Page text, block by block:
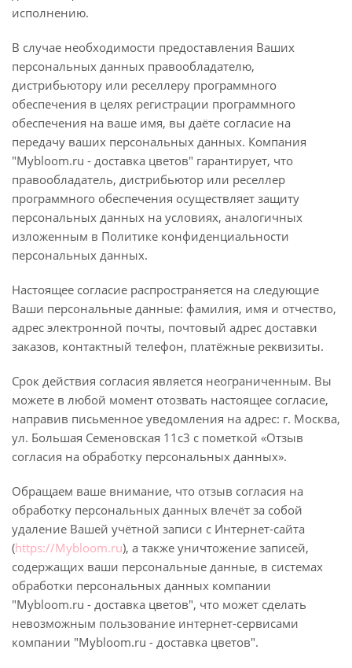
исполнению.
В случае необходимости предоставления Ваших
персональных данных правообладателю,
дистрибьютору или реселлеру программного
обеспечения в целях регистрации программного
обеспечения на ваше имя, вы даёте согласие на
передачу ваших персональных данных. Компания
"Mybloom.ru - доставка цветов" гарантирует, что
правообладатель, дистрибьютор или реселлер
программного обеспечения осуществляет защиту
персональных данных на условиях, аналогичных
изложенным в Политике конфиденциальности
персональных данных.
Настоящее согласие распространяется на следующие
Ваши персональные данные: фамилия, имя и отчество,
адрес электронной почты, почтовый адрес доставки
заказов, контактный телефон, платёжные реквизиты.
Срок действия согласия является неограниченным. Вы
можете в любой момент отозвать настоящее согласие,
направив письменное уведомления на адрес: г. Москва,
ул. Большая Семеновская 11с3 с пометкой «Отзыв
согласия на обработку персональных данных».
Обращаем ваше внимание, что отзыв согласия на
обработку персональных данных влечёт за собой
удаление Вашей учётной записи с Интернет-сайта
(https://Mybloom.ru), а также уничтожение записей,
содержащих ваши персональные данные, в системах
обработки персональных данных компании
"Mybloom.ru - доставка цветов", что может сделать
невозможным пользование интернет-сервисами
компании "Mybloom.ru - доставка цветов".